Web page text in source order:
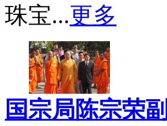
珠宝...更多
国宗局陈宗荣